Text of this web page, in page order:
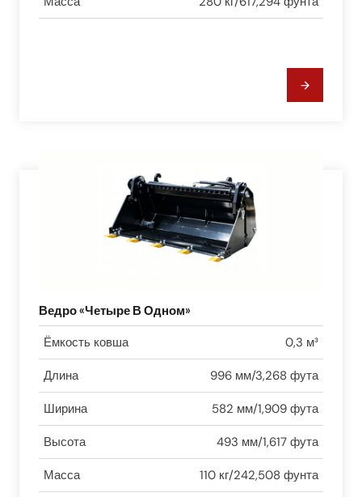
Ведро «Четыре В Одном»
Ёмкость ковша 0,3 м³
Длина 996 мм/3,268 фута
Ширина 582 мм/1,909 фута
Высота 493 мм/1,617 фута
Масса 110 кг/242,508 фунта